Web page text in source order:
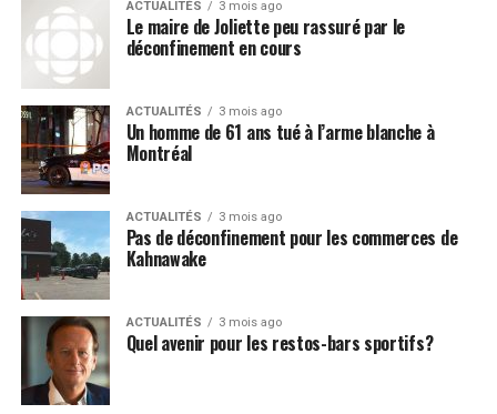
ACTUALITÉS 3 mois ago
Le maire de Joliette peu rassuré par le
déconfinement en cours
ACTUALITÉS 3 mois ago
Un homme de 61 ans tué à l’arme blanche à
Montréal
ACTUALITÉS 3 mois ago
Pas de déconfinement pour les commerces de
Kahnawake
ACTUALITÉS 3 mois ago
Quel avenir pour les restos-bars sportifs?